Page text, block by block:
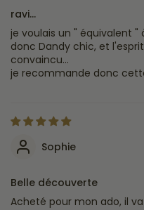
ravi...
je voulais un " équivalent
donc Dandy chic, et
convaincu...
je recommande donc
Sophie
Belle découverte
Acheté pour mon ado, il va